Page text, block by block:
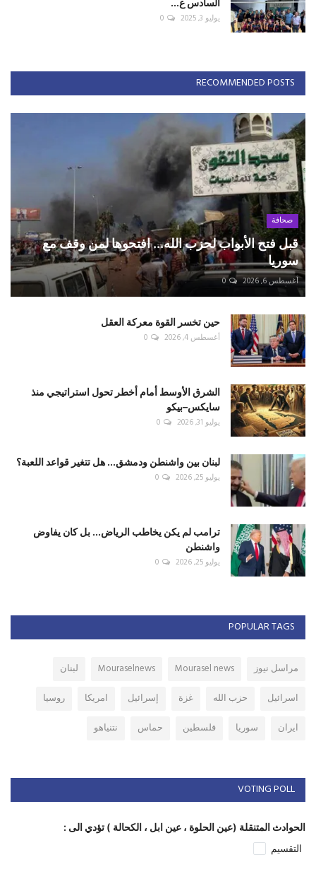
السادس ع...
يوليو 3, 2025 0
RECOMMENDED POSTS
صحافة
قبل فتح الأبواب لحزب الله... افتحوها لمن وقف مع
سوريا
أغسطس 6, 2026 0
حين تخسر القوة معركة العقل
أغسطس 4, 2026 0
الشرق الأوسط أمام أخطر تحول استراتيجي منذ
سايكس–بيكو
يوليو 31, 2026 0
لبنان بين واشنطن ودمشق... هل تتغير قواعد اللعبة؟
يوليو 25, 2026 0
ترامب لم يكن يخاطب الرياض... بل كان يفاوض
واشنطن
يوليو 25, 2026 0
POPULAR TAGS
مراسل نيوز Mourasel news
Mouraselnews
لبنان
اسرائيل
حزب الله غزة إسرائيل امريكا
روسيا
ايران
سوريا فلسطين حماس نتنياهو
VOTING POLL
الحوادث المتنقلة (عين الحلوة ، عين ابل ، الكحالة ) تؤدي الى :
التقسيم